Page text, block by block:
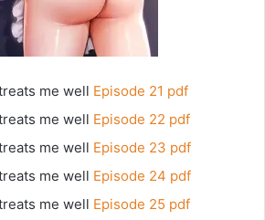
me well Episode 21 pdf
me well Episode 22 pdf
me well Episode 23 pdf
me well Episode 24 pdf
me well Episode 25 pdf